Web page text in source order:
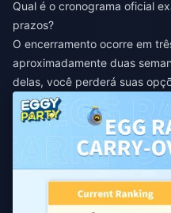
Qual é o cronograma oficial
prazos?
O encerramento ocorre em
aproximadamente duas
delas, você perderá suas